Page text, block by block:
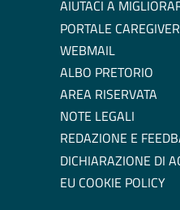
AIUTACI A
PORTALE CAREGIVER
WEBMAIL
ALBO PRETORIO
AREA RISERVATA
NOTE LEGALI
REDAZIONE E
DICHIARAZIONE DI
EU COOKIE POLICY